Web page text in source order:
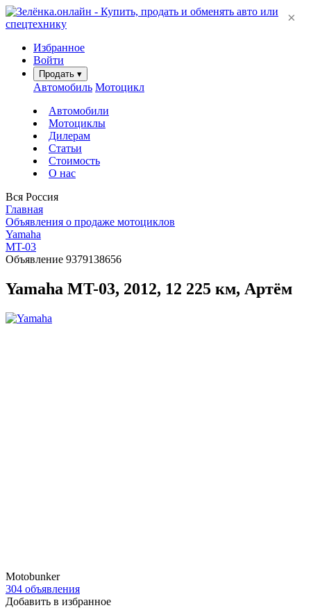
Избранное
Войти
Продать ▾
Автомобиль Мотоцикл
Автомобили
Мотоциклы
Дилерам
Статьи
Стоимость
О нас
Вся Россия
Главная
Объявления о продаже мотоциклов
Yamaha
MT-03
Объявление 9379138656
Yamaha MT-03, 2012, 12 225 км, Артём
Motobunker
304 объявления
Добавить в избранное
×